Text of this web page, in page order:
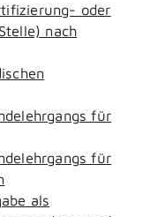
oder
nach
für
für
als